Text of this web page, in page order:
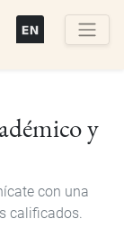
y
con una
calificados.